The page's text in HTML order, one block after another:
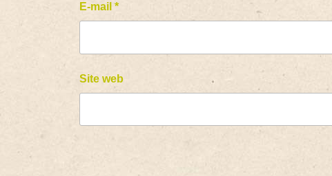
E-mail*
Site web